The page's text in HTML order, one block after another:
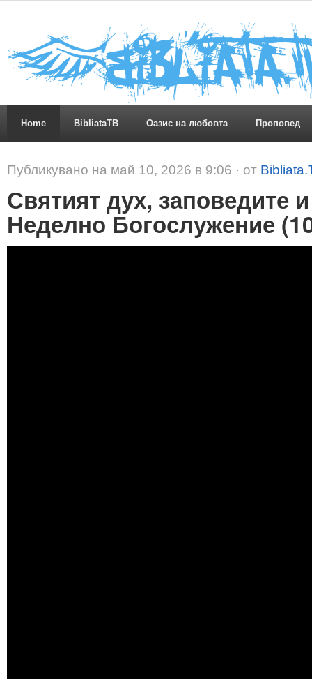
Home BibliataTB Оазис на любовта Проповед
Публикувано на май 10, 2026 в 9:06 · от
Святият дух, заповедите
Неделно Богослужение